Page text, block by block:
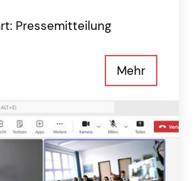
Pressemitteilung
Mehr